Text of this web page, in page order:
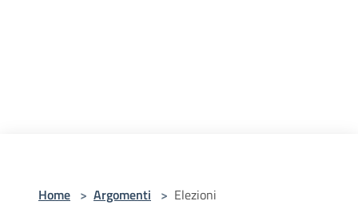
Home > Argomenti > Elezioni